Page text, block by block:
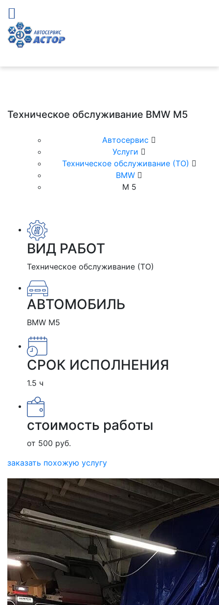
Техническое обслуживание BMW M5
Автосервис
Услуги
Техническое обслуживание (ТО)
BMW
М 5
ВИД РАБОТ
Техническое обслуживание (ТО)
АВТОМОБИЛЬ
BMW M5
СРОК ИСПОЛНЕНИЯ
1.5 ч
стоимость работы
от 500 руб.
заказать похожую услугу